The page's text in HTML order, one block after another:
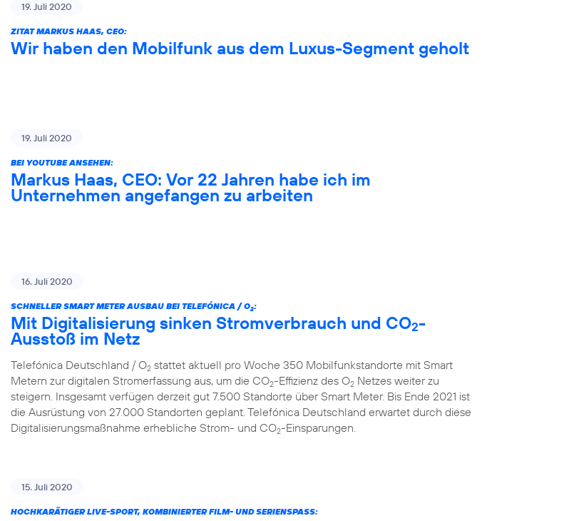
19. Juli 2020
ZITAT MARKUS HAAS, CEO:
Wir haben den Mobilfunk aus dem Luxus-Segment geholt
19. Juli 2020
BEI YOUTUBE ANSEHEN:
Markus Haas, CEO: Vor 22 Jahren habe ich im
Unternehmen angefangen zu arbeiten
16. Juli 2020
SCHNELLER SMART METER AUSBAU BEI TELEFÓNICA / O2:
Mit Digitalisierung sinken Stromverbrauch und CO2-
Ausstoß im Netz
Telefónica Deutschland / O2 stattet aktuell pro Woche 350 Mobilfunkstandorte mit Smart
Metern zur digitalen Stromerfassung aus, um die CO2-Effizienz des O2 Netzes weiter zu
steigern. Insgesamt verfügen derzeit gut 7.500 Standorte über Smart Meter. Bis Ende 2021 ist
die Ausrüstung von 27.000 Standorten geplant. Telefónica Deutschland erwartet durch diese
Digitalisierungsmaßnahme erhebliche Strom- und CO2-Einsparungen.
15. Juli 2020
HOCHKARÄTIGER LIVE-SPORT, KOMBINIERTER FILM- UND SERIENSPASS: